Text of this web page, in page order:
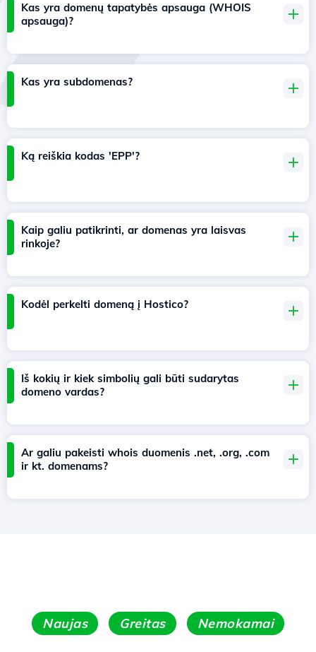
Kas yra domenų tapatybės apsauga (WHOIS
apsauga)?
Kas yra subdomenas?
Ką reiškia kodas 'EPP'?
Kaip galiu patikrinti, ar domenas yra laisvas
rinkoje?
Kodėl perkelti domeną į Hostico?
Iš kokių ir kiek simbolių gali būti sudarytas
domeno vardas?
Ar galiu pakeisti whois duomenis .net, .org, .com
ir kt. domenams?
Naujas Greitas Nemokamai